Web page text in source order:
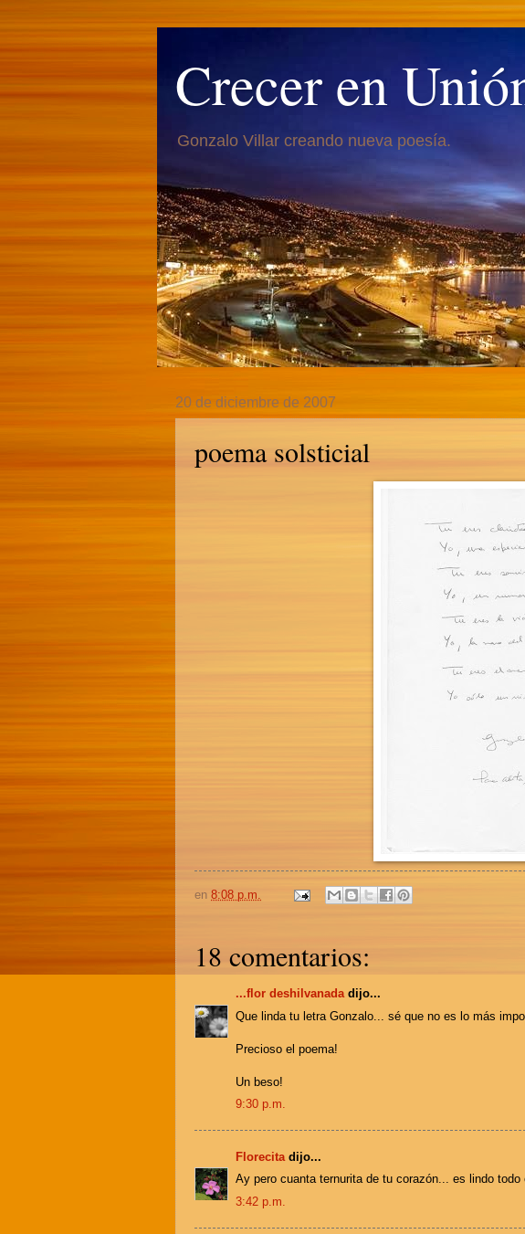
Crecer en
Gonzalo Villar creando nueva poesía.
20 de diciembre de 2007
poema solsticial
en 8:08 p.m.
18 comentarios:
...flor deshilvanadadijo...
Que linda tu letra Gonzalo... sé que no es lo más
Precioso el poema!
Un beso!
9:30 p.m.
Florecita dijo...
Ay pero cuanta ternurita de tu corazón... es lindo
3:42 p.m.